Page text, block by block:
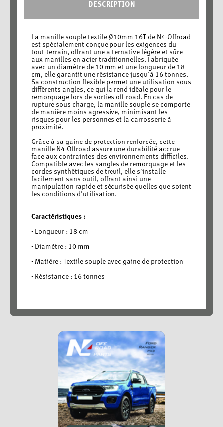
DESCRIPTION
La manille souple textile Ø10mm 16T de N4-Offroad
est spécialement conçue pour les exigences du
tout-terrain, offrant une alternative légère et sûre
aux manilles en acier traditionnelles. Fabriquée
avec un diamètre de 10 mm et une longueur de 18
cm, elle garantit une résistance jusqu'à 16 tonnes.
Sa construction flexible permet une utilisation sous
différents angles, ce qui la rend idéale pour le
remorquage lors de sorties off-road. En cas de
rupture sous charge, la manille souple se comporte
de manière moins agressive, minimisant les
risques pour les personnes et la carrosserie à
proximité.
Grâce à sa gaine de protection renforcée, cette
manille N4-Offroad assure une durabilité accrue
face aux contraintes des environnements difficiles.
Compatible avec les sangles de remorquage et les
cordes synthétiques de treuil, elle s'installe
facilement sans outil, offrant ainsi une
manipulation rapide et sécurisée quelles que soient
les conditions d'utilisation.
Caractéristiques :
- Longueur : 18 cm
- Diamètre : 10 mm
- Matière : Textile souple avec gaine de protection
- Résistance : 16 tonnes